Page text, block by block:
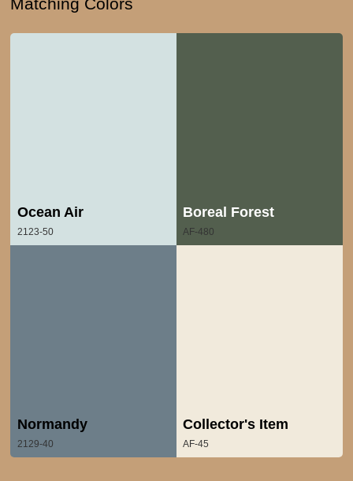
Ocean Air
2123-50
Boreal Forest
AF-480
Normandy
2129-40
Collector's Item
AF-45